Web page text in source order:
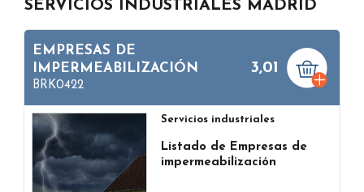
SERVICIOS INDUSTRIALES MADRID
EMPRESAS DE
IMPERMEABILIZACIÓN
BRK0422
3,01
Servicios industriales
Listado de Empresas de
impermeabilización